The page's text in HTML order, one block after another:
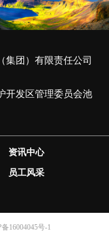
资讯中心
员工风采
集团）有限责任公司
开发区管理委员会池
16004045号-1